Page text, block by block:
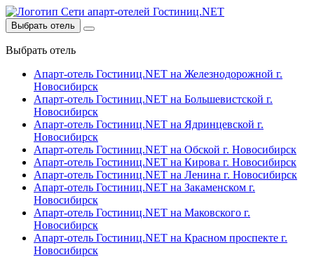
Выбрать отель
Выбрать отель
Апарт-отель Гостиниц.NET на Железнодорожной г.
Новосибирск
Апарт-отель Гостиниц.NET на Большевистской г.
Новосибирск
Апарт-отель Гостиниц.NET на Ядринцевской г.
Новосибирск
Апарт-отель Гостиниц.NET на Обской г. Новосибирск
Апарт-отель Гостиниц.NET на Кирова г. Новосибирск
Апарт-отель Гостиниц.NET на Ленина г. Новосибирск
Апарт-отель Гостиниц.NET на Закаменском г.
Новосибирск
Апарт-отель Гостиниц.NET на Маковского г.
Новосибирск
Апарт-отель Гостиниц.NET на Красном проспекте г.
Новосибирск